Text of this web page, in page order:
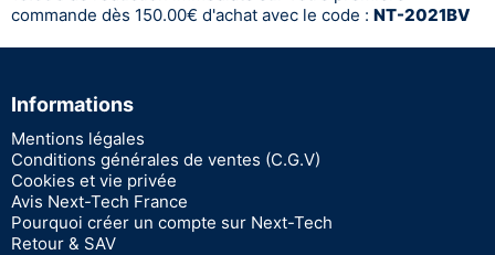
commande dès 150.00€ d'achat avec le code : NT-2021BV
Informations
Mentions légales
Conditions générales de ventes (C.G.V)
Cookies et vie privée
Avis Next-Tech France
Pourquoi créer un compte sur Next-Tech
Retour & SAV